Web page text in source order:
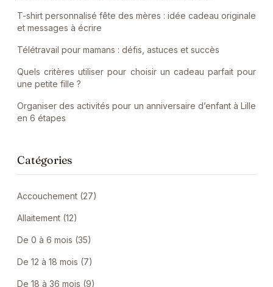
T-shirt personnalisé fête des mères : idée cadeau originale
et messages à écrire
Télétravail pour mamans : défis, astuces et succès
Quels critères utiliser pour choisir un cadeau parfait pour
une petite fille ?
Organiser des activités pour un anniversaire d’enfant à Lille
en 6 étapes
Catégories
Accouchement (27)
Allaitement (12)
De 0 à 6 mois (35)
De 12 à 18 mois (7)
De 18 à 36 mois (9)